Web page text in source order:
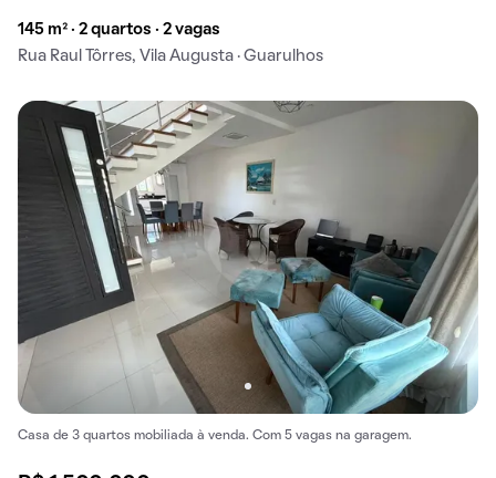
145 m² · 2 quartos · 2 vagas
Rua Raul Tôrres, Vila Augusta · Guarulhos
Casa de 3 quartos mobiliada à venda. Com 5 vagas na garagem.